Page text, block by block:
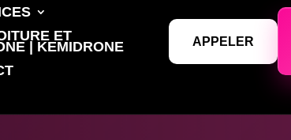
ET
| KEMIDRONE
APPELER